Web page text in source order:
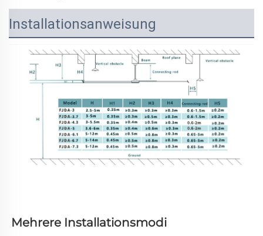
Installationsanweisung
Mehrere Installationsmodi